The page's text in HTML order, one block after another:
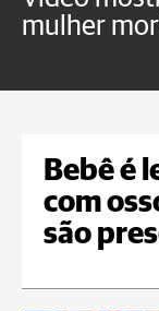
mulher
Bebê é
com
são